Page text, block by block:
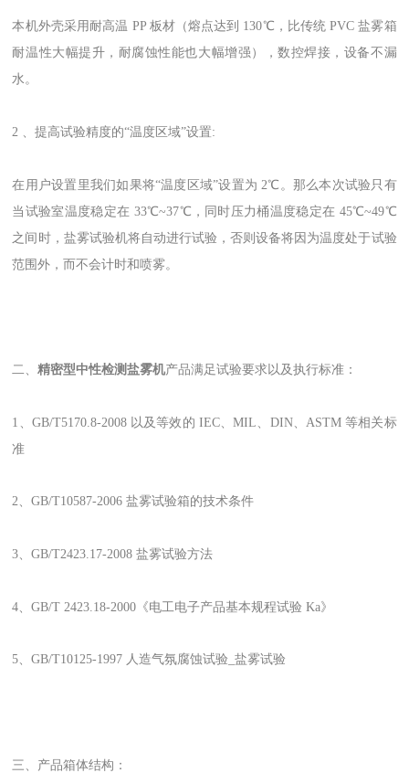
本机外壳采用耐高温 PP 板材（熔点达到 130℃，比传统 PVC 盐雾箱
耐温性大幅提升，耐腐蚀性能也大幅增强），数控焊接，设备不漏
水。
2 、提高试验精度的“温度区域”设置:
在用户设置里我们如果将“温度区域”设置为 2℃。那么本次试验只有
当试验室温度稳定在 33℃~37℃，同时压力桶温度稳定在 45℃~49℃
之间时，盐雾试验机将自动进行试验，否则设备将因为温度处于试验
范围外，而不会计时和喷雾。
二、精密型中性检测盐雾机产品满足试验要求以及执行标准：
1、GB/T5170.8-2008 以及等效的 IEC、MIL、DIN、ASTM 等相关标
准
2、GB/T10587-2006 盐雾试验箱的技术条件
3、GB/T2423.17-2008 盐雾试验方法
4、GB/T 2423.18-2000《电工电子产品基本规程试验 Ka》
5、GB/T10125-1997 人造气氛腐蚀试验_盐雾试验
三、产品箱体结构：